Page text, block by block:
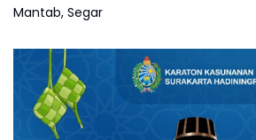
Mantab, Segar